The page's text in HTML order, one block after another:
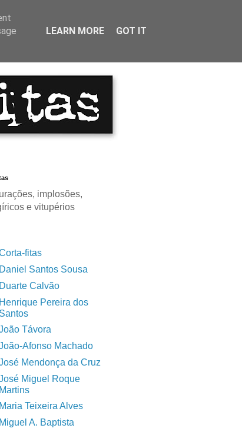
implosões,
e vitupérios
fitas
Daniel Santos Sousa
Duarte Calvão
Henrique Pereira dos
Santos
Távora
Afonso Machado
Mendonça da Cruz
Miguel Roque
Martins
Maria Teixeira Alves
Miguel A. Baptista
LEARN MORE GOT IT